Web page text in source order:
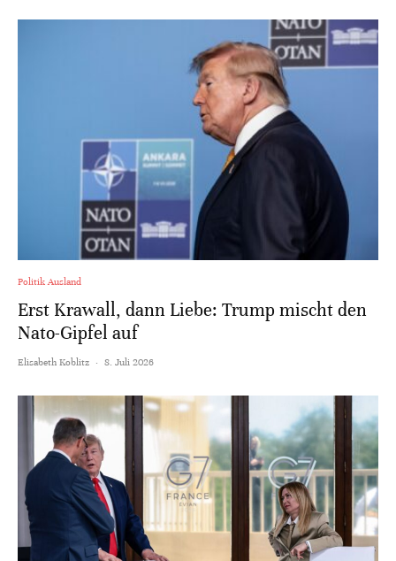
Politik Ausland
Erst Krawall, dann Liebe: Trump mischt den
Nato-Gipfel auf
Elisabeth Koblitz · 8. Juli 2026